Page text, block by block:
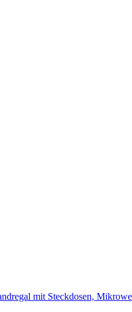
mit Steckdosen,